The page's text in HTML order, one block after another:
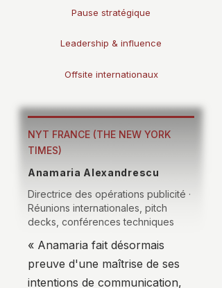
Pause stratégique
Leadership & influence
Offsite internationaux
NYT FRANCE (THE NEW YORK
TIMES)
Anamaria Alexandrescu
Directrice des opérations publicité ·
Réunions internationales, pitch
decks, conférences techniques
« Anamaria fait désormais
preuve d'une maîtrise de ses
intentions de communication,